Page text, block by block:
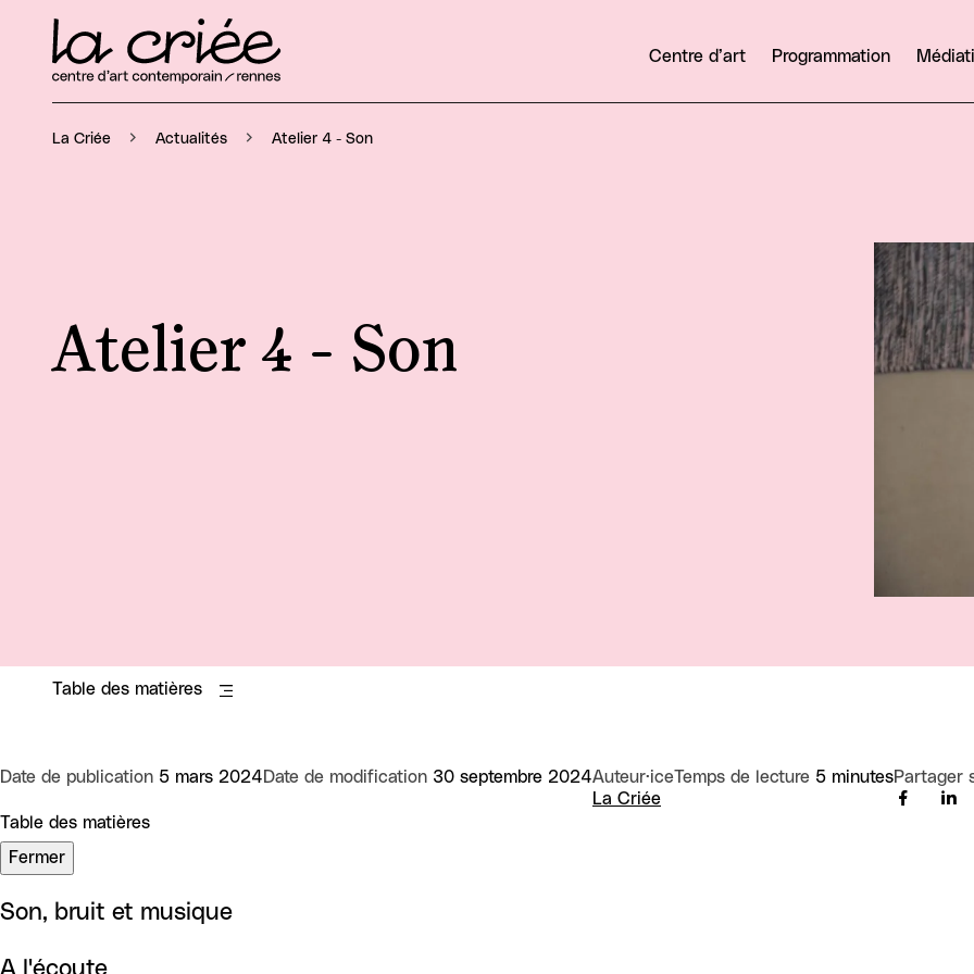
Centre d’art Programmation
La Criée Actualités Atelier 4 - Son
Atelier 4 - Son
Agrandir
Table des matières
Date de publication 5 mars 2024Date de modification 30 septembre 2024Auteur·ice
La Criée
Temps de lecture 5 minutesPartager
Table des matières
Fermer
Son, bruit et musique